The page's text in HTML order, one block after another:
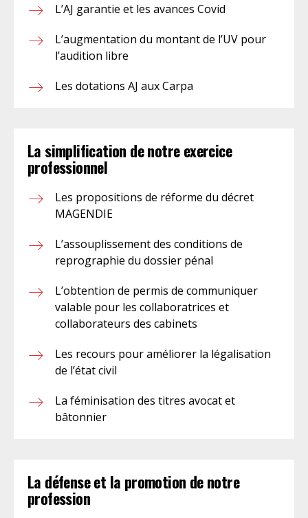
L’AJ garantie et les avances Covid
L’augmentation du montant de l’UV pour
l’audition libre
Les dotations AJ aux Carpa
La simplification de notre exercice
professionnel
Les propositions de réforme du décret
MAGENDIE
L’assouplissement des conditions de
reprographie du dossier pénal
L’obtention de permis de communiquer
valable pour les collaboratrices et
collaborateurs des cabinets
Les recours pour améliorer la légalisation
de l’état civil
La féminisation des titres avocat et
bâtonnier
La défense et la promotion de notre
profession